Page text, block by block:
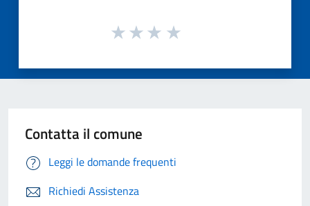
Contatta il comune
Leggi le domande frequenti
Richiedi Assistenza